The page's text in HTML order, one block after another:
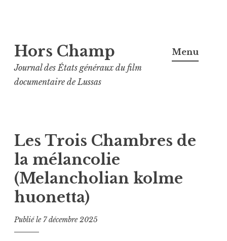
au
contenu
principal
Hors Champ
Journal des États généraux du film
documentaire de Lussas
Menu
Les Trois Chambres de
la mélancolie
(Melancholian kolme
huonetta)
Publié le 7 décembre 2025